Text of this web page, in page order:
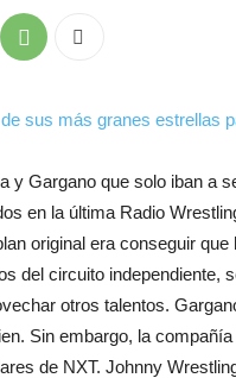
y Gargano que solo iban a
en la última Radio
original era conseguir
del circuito independiente,
otros talentos.
Sin embargo, la
de NXT. Johnny